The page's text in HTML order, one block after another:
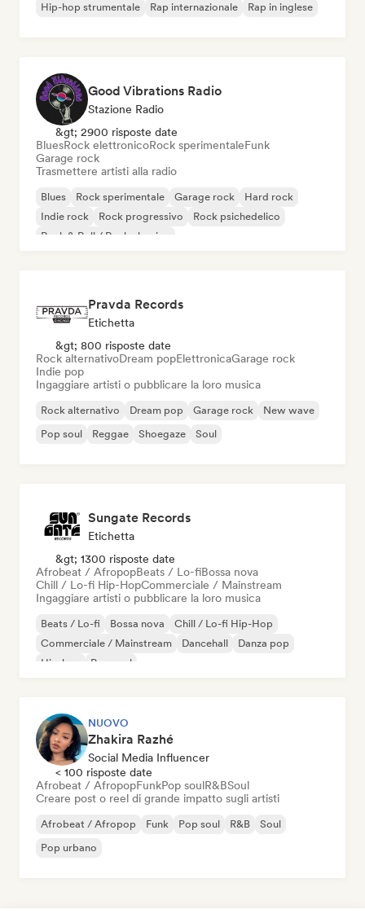
Hip-hop strumentale
Rap internazionale Rap in inglese
Good Vibrations Radio
Stazione Radio
&gt; 2900 risposte date
BluesRock elettronicoRock sperimentaleFunk
Garage rock
Trasmettere artisti alla radio
Blues Rock sperimentale Garage rock
Hard rock
Indie rock
Rock progressivo
Rock psichedelico
Rock & Roll / Rock classico
Pravda Records
Etichetta
&gt; 800 risposte date
Rock alternativoDream popElettronicaGarage rock
Indie pop
Ingaggiare artisti o pubblicare la loro musica
Rock alternativo Dream pop Garage rock
New wave
Pop soul
Reggae Shoegaze Soul
Sungate Records
Etichetta
&gt; 1300 risposte date
Afrobeat / AfropopBeats / Lo-fiBossa nova
Chill / Lo-fi Hip-HopCommerciale / Mainstream
Ingaggiare artisti o pubblicare la loro musica
Beats / Lo-fi Bossa nova
Chill / Lo-fi Hip-Hop
Commerciale / Mainstream
Dancehall
Danza pop
Hip-hop
Pop soul
NUOVO
Zhakira Razhé
Social Media Influencer
< 100 risposte date
Afrobeat / AfropopFunkPop soulR&BSoul
Creare post o reel di grande impatto sugli artisti
Afrobeat / Afropop Funk Pop soul R&B
Soul
Pop urbano